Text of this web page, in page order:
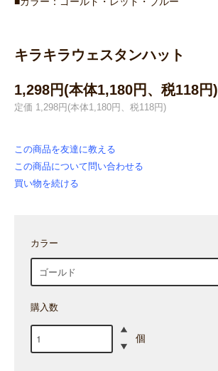
キラキラウェスタンハット
1,298円(本体1,180円、税118円)
定価 1,298円(本体1,180円、税118円)
この商品を友達に教える
この商品について問い合わせる
買い物を続ける
カラー
購入数
個